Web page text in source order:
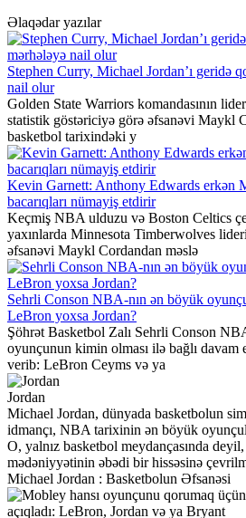
Əlaqədar yazılar
Stephen Curry, Michael Jordan’ı geridə
nail olur
Golden State Warriors komandasının
statistik göstəriciyə görə əfsanəvi Maykl
basketbol tarixindəki y
Kevin Garnett: Anthony Edwards erkən
bacarıqları nümayiş etdirir
Keçmiş NBA ulduzu və Boston Celtics
yaxınlarda Minnesota Timberwolves
əfsanəvi Maykl Cordandan məslə
Sehrli Conson NBA-nın ən böyük
LeBron yoxsa Jordan?
Şöhrət Basketbol Zalı Sehrli Conson
oyunçunun kimin olması ilə bağlı
verib: LeBron Ceyms və ya
Jordan
Michael Jordan, dünyada basketbolun
idmançı, NBA tarixinin ən böyük
O, yalnız basketbol meydançasında
mədəniyyətinin əbədi bir hissəsinə
Michael Jordan : Basketbolun Əfsanəsi